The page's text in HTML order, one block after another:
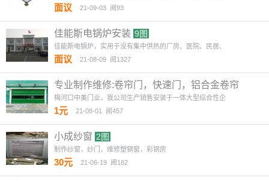
面议 21-09-03 阅93
佳能斯电锅炉安装 9图
佳能斯电锅炉，实用于没有集中供热的厂房、医院、民居、
面议 21-08-09 阅1327
专业制作维修:卷帘门，快速门，铝合金卷帘
门，PVC 快速门，2图
梅河口中美门业，我公司生产销售安装于一体大型综合性企
1元 21-08-01 阅457
小成纱窗 2图
制作纱窗，纱门，维修塑钢窗，彩钢房
30元 21-06-19 阅182